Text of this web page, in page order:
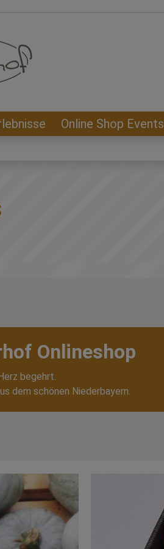
Online Shop Events
Onlineshop
begehrt.
dem schönen Niederbayern.